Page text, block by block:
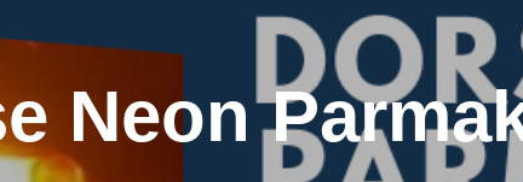
Neon